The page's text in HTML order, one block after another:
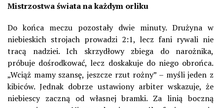
Mistrzostwa świata na każdym orliku
Do końca meczu pozostały dwie minuty. Drużyna w
niebieskich strojach prowadzi 2:1, lecz fani rywali nie
tracą nadziei. Ich skrzydłowy zbiega do narożnika,
próbuje dośrodkować, lecz doskakuje do niego obrońca.
„Wciąż mamy szansę, jeszcze rzut rożny” – myśli jeden z
kibiców. Jednak dobrze ustawiony arbiter wskazuje, że
niebiescy zaczną od własnej bramki. Za linią boczną